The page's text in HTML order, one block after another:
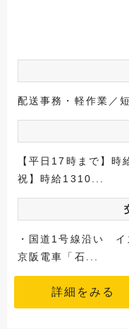
配送事務・軽作業／
【平日17時まで】
祝】時給1310...
・国道1号線沿い イ
京阪電車「石...
詳細をみる